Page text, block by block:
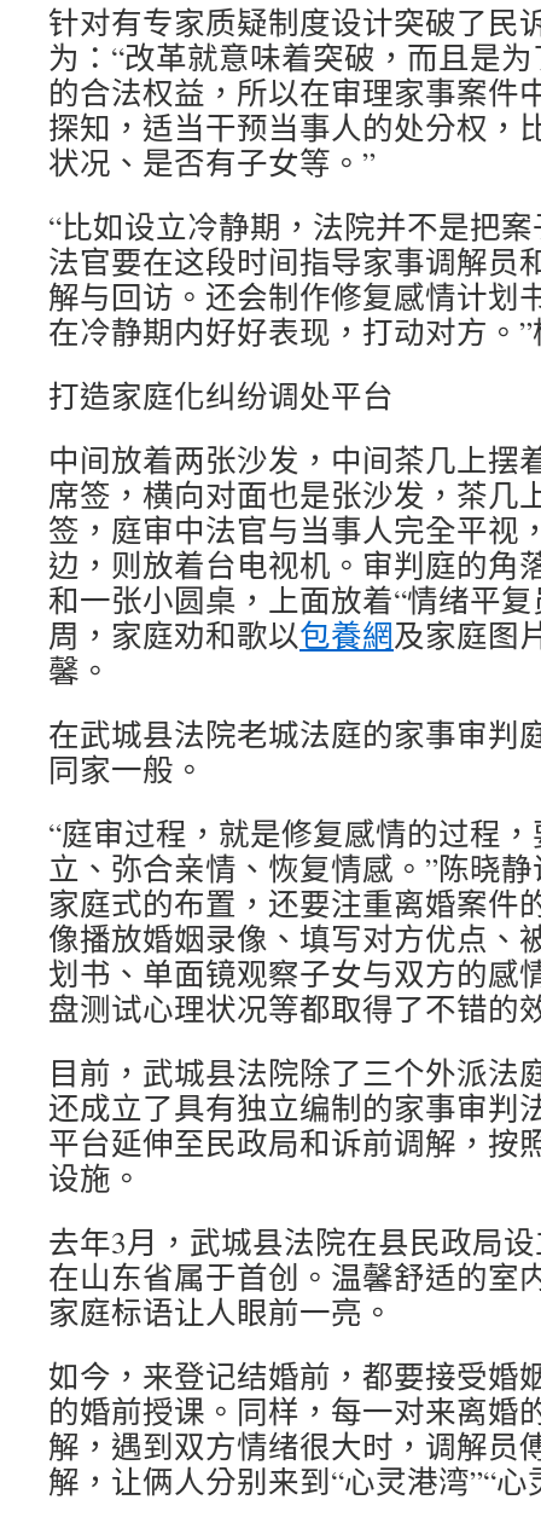
针对有专家质疑制度设计突破了民
为：“改革就意味着突破，而且是
的合法权益，所以在审理家事案件
探知，适当干预当事人的处分权，
状况、是否有子女等。”
“比如设立冷静期，法院并不是把
法官要在这段时间指导家事调解员
解与回访。还会制作修复感情计划
在冷静期内好好表现，打动对方。
打造家庭化纠纷调处平台
中间放着两张沙发，中间茶几上摆
席签，横向对面也是张沙发，茶几
签，庭审中法官与当事人完全平视
边，则放着台电视机。审判庭的角
和一张小圆桌，上面放着“情绪平
周，家庭劝和歌以包養網及家庭图
馨。
在武城县法院老城法庭的家事审判
同家一般。
“庭审过程，就是修复感情的过程
立、弥合亲情、恢复情感。”陈晓
家庭式的布置，还要注重离婚案件
像播放婚姻录像、填写对方优点、
划书、单面镜观察子女与双方的感
盘测试心理状况等都取得了不错的
目前，武城县法院除了三个外派法
还成立了具有独立编制的家事审判
平台延伸至民政局和诉前调解，按
设施。
去年3月，武城县法院在县民政局
在山东省属于首创。温馨舒适的室
家庭标语让人眼前一亮。
如今，来登记结婚前，都要接受婚
的婚前授课。同样，每一对来离婚
解，遇到双方情绪很大时，调解员
解，让俩人分别来到“心灵港湾”“心